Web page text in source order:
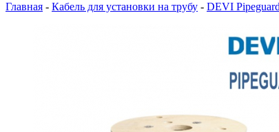
Главная - Кабель для установки на трубу - DEVI